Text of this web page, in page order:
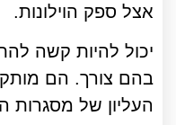
אצל ספק הוילונות.
יכול להיות קשה
בהם צורך. הם
העליון של מסגרות